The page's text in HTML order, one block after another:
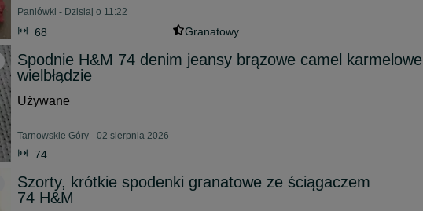
Paniówki - Dzisiaj o 11:22
68 Granatowy
Spodnie H&M 74 denim jeansy brązowe camel karmelowe
wielbłądzie
Używane
Tarnowskie Góry - 02 sierpnia 2026
74
Szorty, krótkie spodenki granatowe ze ściągaczem
74 H&M